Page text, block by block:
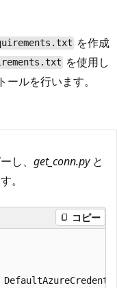
を作成
を使用し
ルを行います。
し、 get_conn.pyと
。
コピー